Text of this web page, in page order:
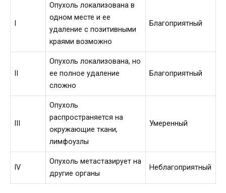
Опухоль локализована в
одном месте и ее
удаление с позитивными
краями возможно
Благоприятный
Опухоль локализована, но
ее полное удаление
сложно
Благоприятный
Опухоль
распространяется на
окружающие ткани,
лимфоузлы
Умеренный
IV
Опухоль метастазирует на
другие органы
Неблагоприятный